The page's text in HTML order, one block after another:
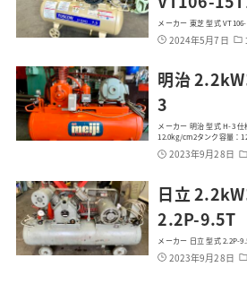
メーカー 東芝 型式
2024年5月7日
明治
3
メーカー 明治 型式 H-3 仕
12.0kg/cm2タンク容量：
2023年9月28日
日立
2.2P-9.5T
メーカー 日立 型式 2.2P-
2023年9月28日